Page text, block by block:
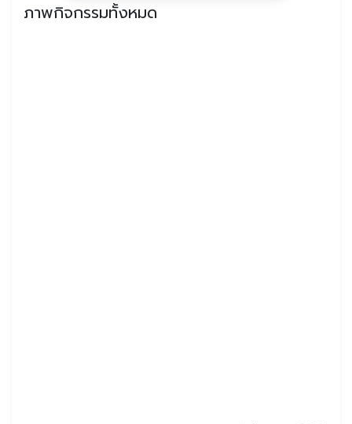
ภาพกิจกรรมทั้งหมด